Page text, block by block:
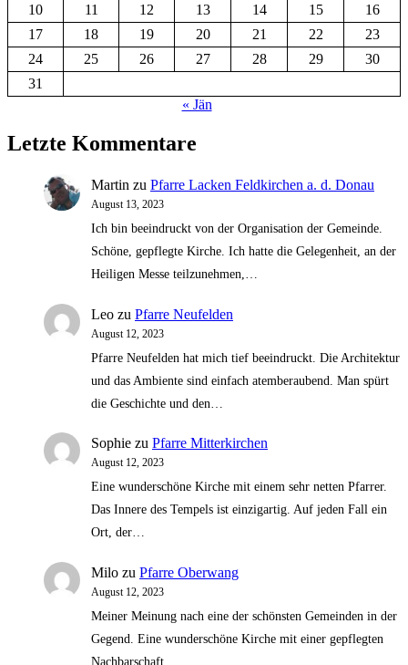
10
11 12 13 14 15
16
17
18 19 20 21 22
23
24
25 26 27 28 29
30
31
« Jän
Letzte Kommentare
Martin zu Pfarre Lacken Feldkirchen a. d. Donau
August 13, 2023
Ich bin beeindruckt von der Organisation der Gemeinde.
Schöne, gepflegte Kirche. Ich hatte die Gelegenheit, an der
Heiligen Messe teilzunehmen,…
Leo zu Pfarre Neufelden
August 12, 2023
Pfarre Neufelden hat mich tief beeindruckt. Die Architektur
und das Ambiente sind einfach atemberaubend. Man spürt
die Geschichte und den…
Sophie zu Pfarre Mitterkirchen
August 12, 2023
Eine wunderschöne Kirche mit einem sehr netten Pfarrer.
Das Innere des Tempels ist einzigartig. Auf jeden Fall ein
Ort, der…
Milo zu Pfarre Oberwang
August 12, 2023
Meiner Meinung nach eine der schönsten Gemeinden in der
Gegend. Eine wunderschöne Kirche mit einer gepflegten
Nachbarschaft.